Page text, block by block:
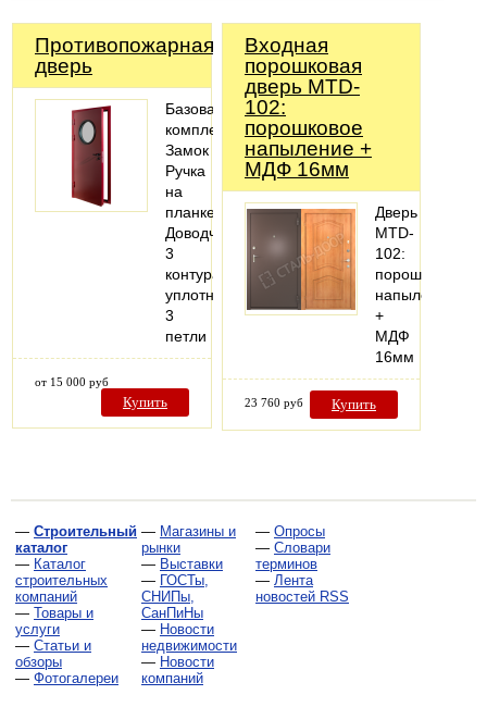
Противопожарная
дверь
Базовая
комплектация:
Замок
Ручка
на
планке
Доводчик
3
контура
уплотнения
3
петли
от 15 000 руб
Купить
Входная
порошковая
дверь MTD-
102:
порошковое
напыление +
МДФ 16мм
Дверь
MTD-
102:
порошковое
напыление
+
МДФ
16мм
23 760 руб Купить
— Строительный
каталог
— Каталог
строительных
компаний
— Товары и
услуги
— Статьи и
обзоры
— Фотогалереи
— Магазины и
рынки
— Выставки
— ГОСТы,
СНИПы,
СанПиНы
— Новости
недвижимости
— Новости
компаний
— Опросы
— Словари
терминов
— Лента
новостей RSS